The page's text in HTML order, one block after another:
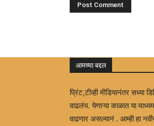
आमच्या बद्दल
प्रिंट,टीव्ही मीडियानंतर सध्या
वाढलंय. येणाऱ्या काळात या
वाढणार असल्यानं . आम्ही हा